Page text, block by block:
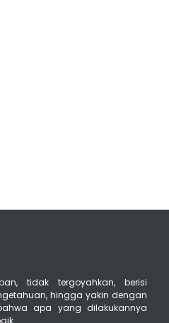
tidak tergoyahkan, berisi
hingga yakin dengan
apa yang dilakukannya